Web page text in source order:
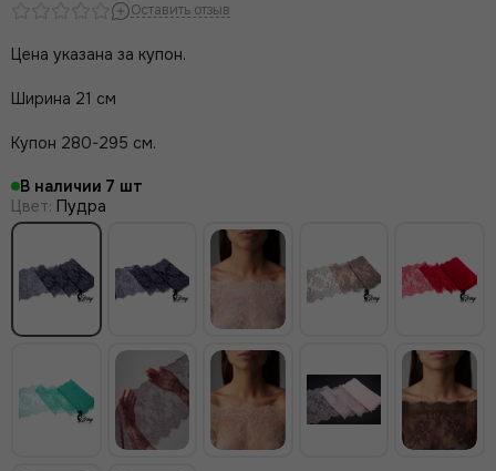
Оставить отзыв
Цена указана за купон.
Ширина 21 см
Купон 280-295 см.
В наличии 7
Цвет: Пудра